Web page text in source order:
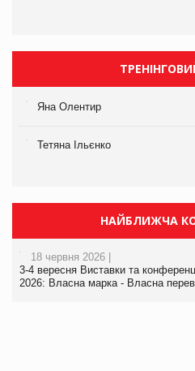
Яна Олентир
Тетяна Ільєнко
НАЙБЛИЖЧА
18 червня 2026 |
3-4 вересня Виставки та
2026: Власна марка - Власна